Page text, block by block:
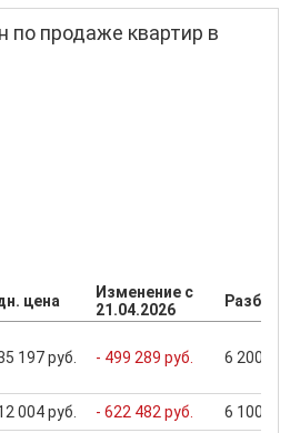
по продаже квартир в
цена
Изменение с
21.04.2026
197 руб. - 499 289 руб. 6 200
004 руб. - 622 482 руб. 6 100